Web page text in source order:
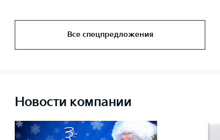
Все спецпредложения
Новости компании